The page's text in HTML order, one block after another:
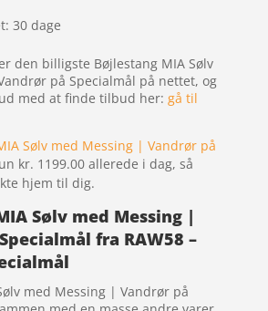
30 dage
den billigste Bøjlestang MIA Sølv
på Specialmål på nettet, og
med at finde tilbud her: gå til
Sølv med Messing | Vandrør på
kr. 1199.00 allerede i dag, så
hjem til dig.
Sølv med Messing |
fra RAW58 –
med Messing | Vandrør på